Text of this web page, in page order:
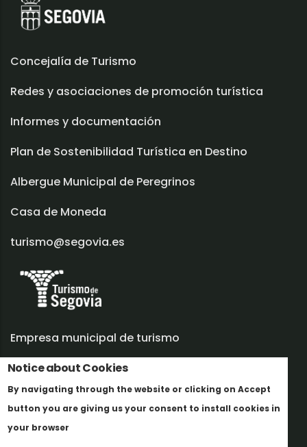
Notice about Cookies
By navigating through the website or clicking on Accept
button you are giving us your consent to install cookies in
your browser
Concejalía de Turismo
Redes y asociaciones de promoción turística
Informes y documentación
Plan de Sostenibilidad Turística en Destino
Albergue Municipal de Peregrinos
Casa de Moneda
turismo@segovia.es
Empresa municipal de turismo
Trabaja con nosotros
Informes y documentación
Perfil del contratante